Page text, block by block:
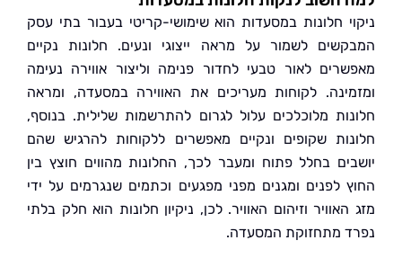
חלונות במסעדות הוא שימושי-קריטי בעבור בתי עסק
לשמור על מראה ייצוגי ונעים. חלונות נקיים
לאור טבעי לחדור פנימה וליצור אווירה נעימה
לקוחות מעריכים את האווירה במסעדה, ומראה
מלוכלכים עלול לגרום להתרשמות שלילית. בנוסף,
שקופים ונקיים מאפשרים ללקוחות להרגיש שהם
בחלל פתוח ומעבר לכך, החלונות מהווים חוצץ בין
לפנים ומגנים מפני מפגעים וכתמים שנגרמים על ידי
וזיהום האוויר. לכן, ניקיון חלונות הוא חלק בלתי
מתחזוקת המסעדה.